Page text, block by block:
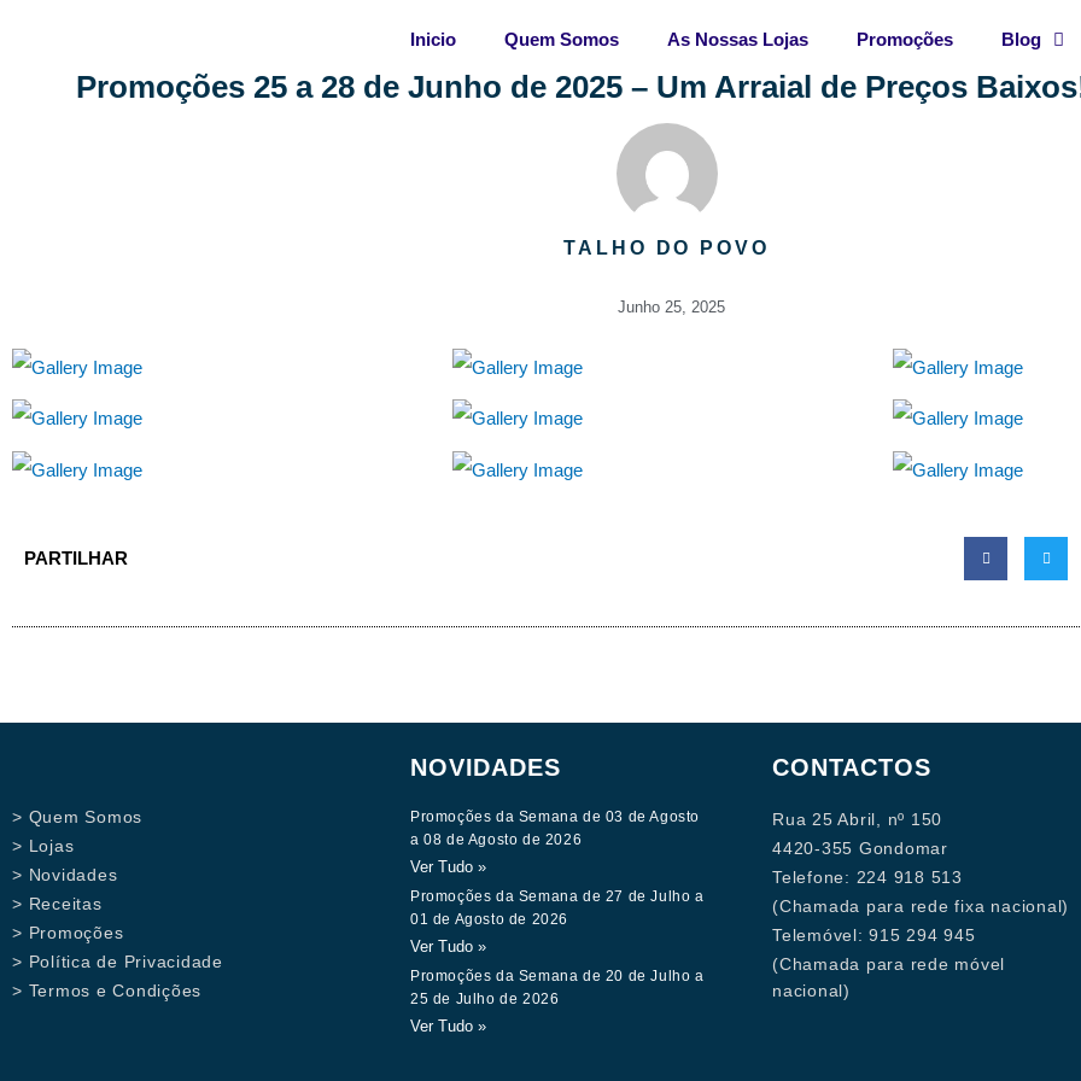
Inicio Quem Somos As Nossas Lojas Promoções Blog
Promoções 25 a 28 de Junho de 2025 – Um Arraial de Preços
TALHO DO POVO
Junho 25, 2025
PARTILHAR
> Quem Somos
> Lojas
> Novidades
> Receitas
> Promoções
> Política de Privacidade
> Termos e Condições
NOVIDADES
Promoções da Semana de 03 de Agosto
a 08 de Agosto de 2026
Ver Tudo »
Promoções da Semana de 27 de Julho a
01 de Agosto de 2026
Ver Tudo »
Promoções da Semana de 20 de Julho a
25 de Julho de 2026
Ver Tudo »
CONTACTOS
Rua 25 Abril, nº 150
4420-355 Gondomar
Telefone: 224 918 513
(Chamada para rede fixa nacional)
Telemóvel: 915 294 945
(Chamada para rede móvel
nacional)